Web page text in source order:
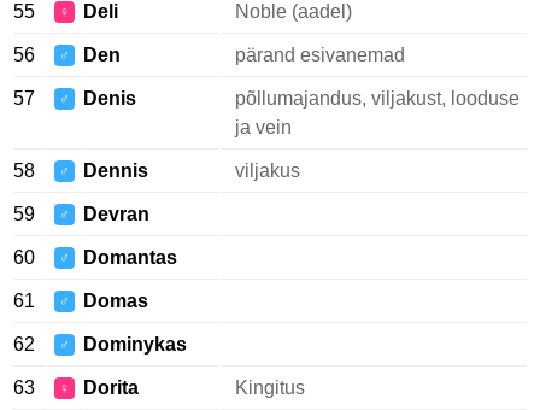
55 ♀ Deli Noble (aadel)
56 ♂ Den pärand esivanemad
57 ♂ Denis
põllumajandus, viljakust, looduse
ja vein
58 ♂ Dennis viljakus
59 ♂ Devran
60 ♂ Domantas
61 ♂ Domas
62 ♂ Dominykas
63 ♀ Dorita Kingitus